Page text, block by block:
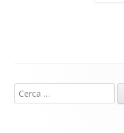
piè
Ricerca
per: